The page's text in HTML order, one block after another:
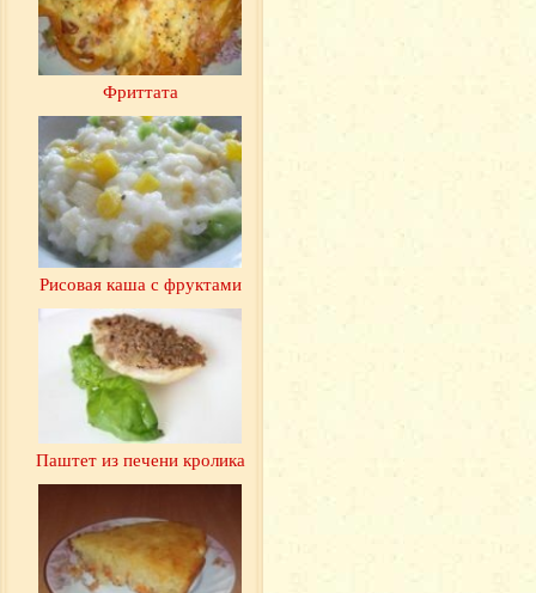
Фриттата
Рисовая каша с фруктами
Паштет из печени кролика